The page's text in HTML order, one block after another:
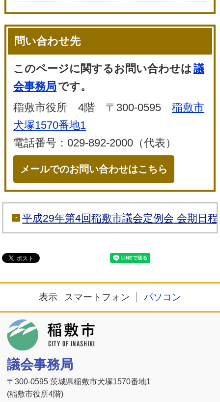
問い合わせ先
このページに関するお問い合わせは 議
会事務局です。
稲敷市役所 4階 〒300-0595稲敷市
犬塚1570番地1
電話番号：029-892-2000（代表）
メールでのお問い合わせはこちら
平成29年第4回稲敷市議会定例会 会期日
表示 スマートフォン パソコン
議会事務局
〒300-0595 茨城県稲敷市犬塚1570番地1
(稲敷市役所4階)